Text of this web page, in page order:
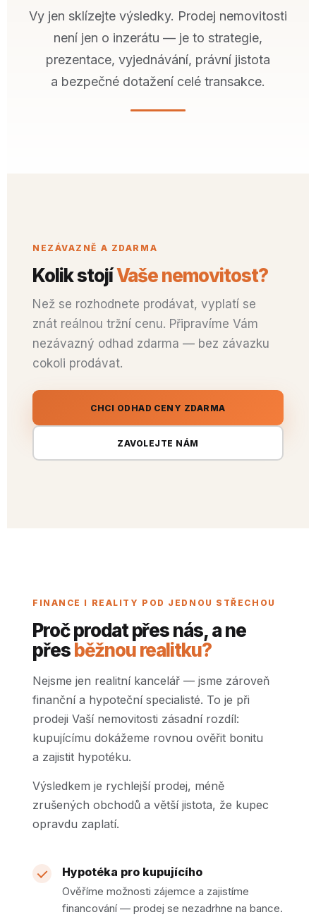
Vy jen sklízejte výsledky. Prodej nemovitosti
není jen o inzerátu — je to strategie,
prezentace, vyjednávání, právní jistota
a bezpečné dotažení celé transakce.
NEZÁVAZNĚ A ZDARMA
Kolik stojíVaše nemovitost?
Než se rozhodnete prodávat, vyplatí se
znát reálnou tržní cenu. Připravíme Vám
nezávazný odhad zdarma — bez závazku
cokoli prodávat.
CHCI ODHAD CENY ZDARMA
ZAVOLEJTE NÁM
FINANCE I REALITY POD JEDNOU STŘECHOU
Proč prodat přes nás, a ne
přesběžnou realitku?
Nejsme jen realitní kancelář — jsme zároveň
finanční a hypoteční specialisté. To je při
prodeji Vaší nemovitosti zásadní rozdíl:
kupujícímu dokážeme rovnou ověřit bonitu
a zajistit hypotéku.
Výsledkem je rychlejší prodej, méně
zrušených obchodů a větší jistota, že kupec
opravdu zaplatí.
Hypotéka pro kupujícího
Ověříme možnosti zájemce a zajistíme
financování — prodej se nezadrhne na bance.